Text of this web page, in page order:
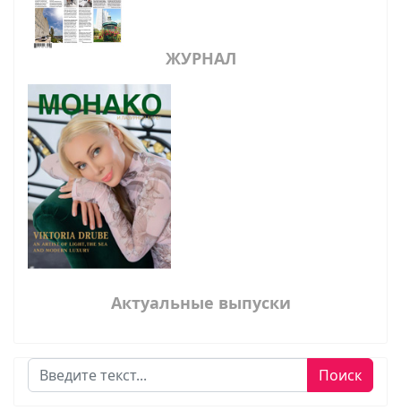
ЖУРНАЛ
Актуальные выпуски
Поиск Поиск